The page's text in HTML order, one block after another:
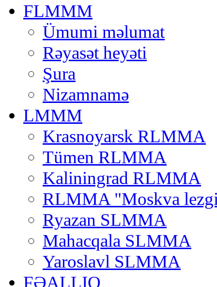
FLMMM
Ümumi məlumat
Rəyasət heyəti
Şura
Nizamnamə
LMMM
Krasnoyarsk RLMMA
Tümen RLMMA
Kaliningrad RLMMA
RLMMA "Moskva
Ryazan SLMMA
Mahacqala SLMMA
Yaroslavl SLMMA
FƏALLIQ